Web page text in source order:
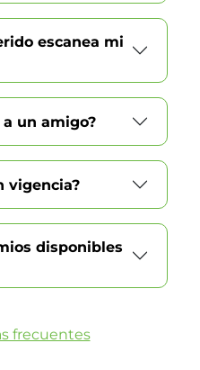
escanea mi
un amigo?
vigencia?
disponibles
frecuentes